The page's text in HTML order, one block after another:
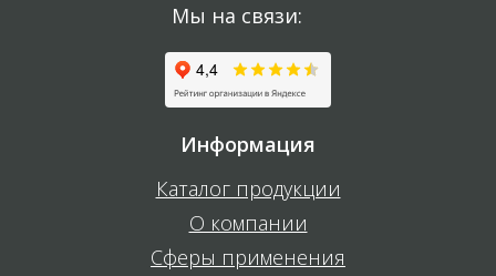
Мы на связи:
Информация
Каталог продукции
О компании
Сферы применения